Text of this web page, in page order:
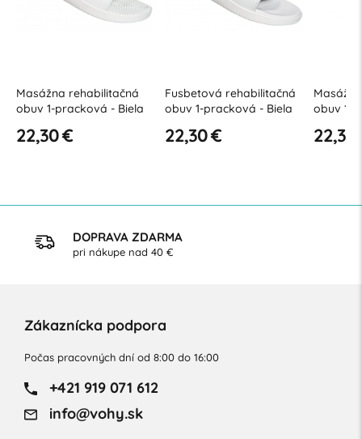
Fusbetová rehabilitačná
obuv 1-pracková - Biela
22,30 €
Masážna rehabilitačná
obuv 1-pracková - Čierna
22,30 €
obuv 1-
DOPRAVA ZDARMA
pri nákupe nad 40 €
Zákaznícka podpora
Počas pracovných dní od 8:00 do 16:00
+421 919 071 612
info@vohy.sk